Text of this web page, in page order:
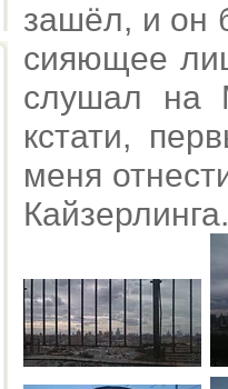
зашёл, и он
сияющее
слушал на
кстати,
меня